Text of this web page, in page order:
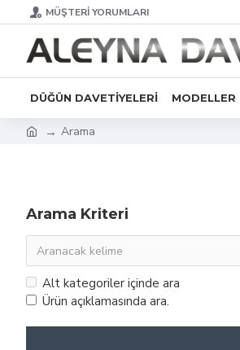
MÜŞTERI YORUMLARI
DÜĞÜN DAVETIYELERI MODELLER
Arama
Arama Kriteri
Alt kategoriler içinde ara
Ürün açıklamasında ara.